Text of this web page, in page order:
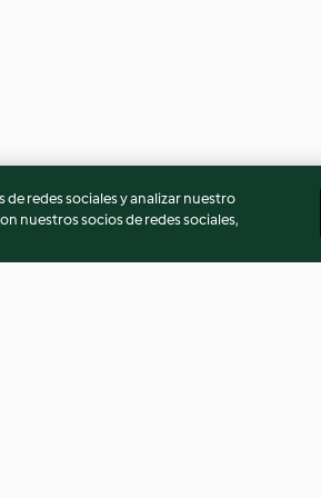
redes sociales y analizar nuestro
nuestros socios de redes sociales,